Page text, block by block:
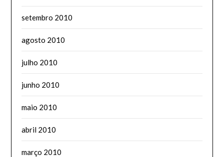
setembro 2010
agosto 2010
julho 2010
junho 2010
maio 2010
abril 2010
março 2010